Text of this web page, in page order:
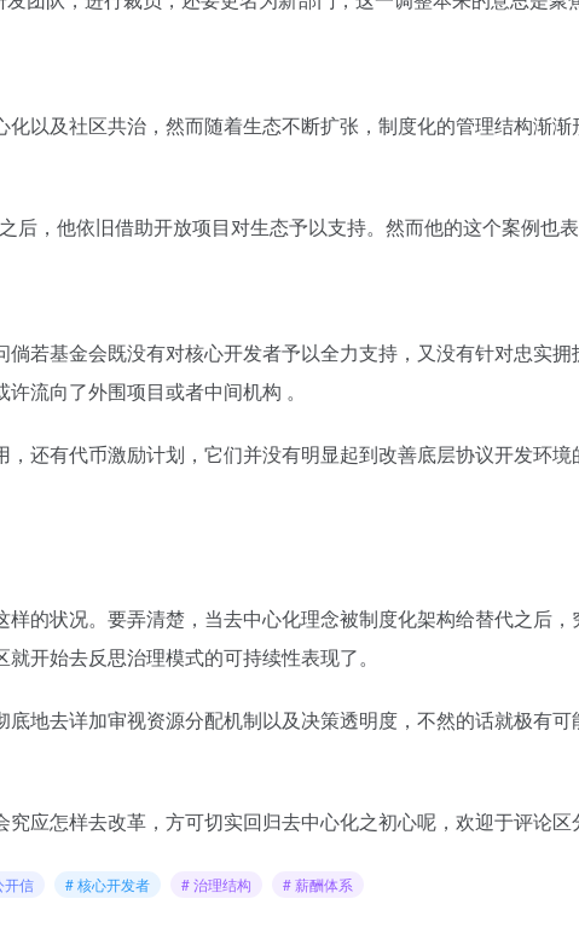
以及社区共治，然而随着生态不断扩张，制度化的管理结构渐
后，他依旧借助开放项目对生态予以支持。然而他的这个案例也
若基金会既没有对核心开发者予以全力支持，又没有针对忠实
流向了外围项目或者中间机构 。
还有代币激励计划，它们并没有明显起到改善底层协议开发环
的状况。要弄清楚，当去中心化理念被制度化架构给替代之后
开始去反思治理模式的可持续性表现了。
地去详加审视资源分配机制以及决策透明度，不然的话就极有
应怎样去改革，方可切实回归去中心化之初心呢，欢迎于评论区
开信 # 核心开发者 # 治理结构 # 薪酬体系